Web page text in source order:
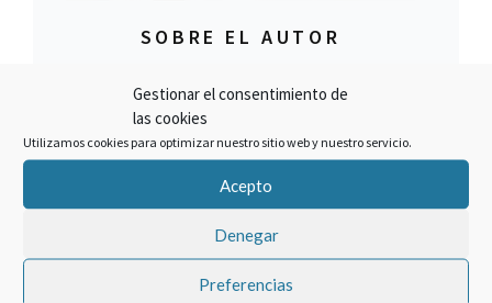
Gestionar el consentimiento de
las cookies
Utilizamos cookies para optimizar nuestro sitio web y nuestro servicio.
Acepto
Denegar
Preferencias
SOBRE EL AUTOR
El mejor método para lograr un
objetivo es hacer las cosas bien.
Cancelar un crédito asociado a la
compra de una multipropiedad es lo
que hacemos, pero no todos los
créditos son anulables, para ello es